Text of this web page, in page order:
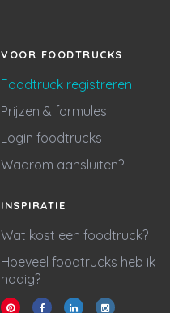
VOOR FOODTRUCKS
Foodtruck registreren
Prijzen & formules
Login foodtrucks
Waarom aansluiten?
INSPIRATIE
Wat kost een foodtruck?
Hoeveel foodtrucks heb ik
nodig?